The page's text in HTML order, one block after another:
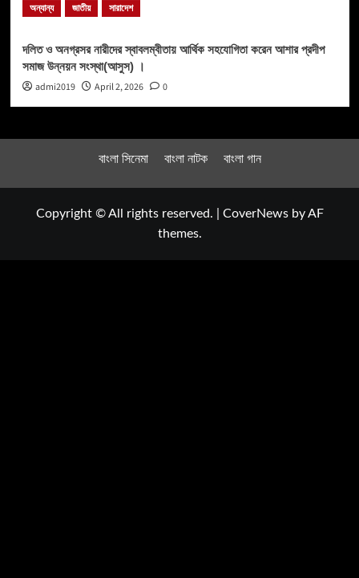
অন্যান্য জাতীয় সারাদেশ
দলিত ও অনগ্রসর নারীদের স্বাবলম্বীতায় আর্থিক সহযোগিতা করেন আশার প্রদীপ
সমাজ উন্নয়ন সংস্থা(আসুস) ।
admi2019
April 2, 2026 0
বাংলা সিনেমা বাংলা নাটক বাংলা গান
Copyright © All rights reserved. CoverNewsby AF
themes.